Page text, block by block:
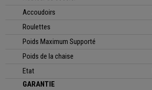
Accoudoirs
Roulettes
Poids Maximum Supporté
Poids de la chaise
Etat
GARANTIE